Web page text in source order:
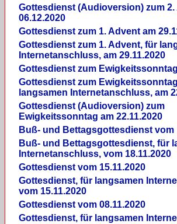
Gottesdienst (Audioversion) zum 2.
06.12.2020
Gottesdienst zum 1. Advent am
Gottesdienst zum 1. Advent, für
Internetanschluss, am 29.11.2020
Gottesdienst zum
Gottesdienst zum
langsamen Internetanschluss, am
Gottesdienst (Audioversion) zum
Ewigkeitssonntag am 22.11.2020
Buß- und Bettagsgottesdienst vom
Buß- und Bettagsgottesdienst, für
Internetanschluss, vom 18.11.2020
Gottesdienst vom 15.11.2020
Gottesdienst, für langsamen
vom 15.11.2020
Gottesdienst vom 08.11.2020
Gottesdienst, für langsamen